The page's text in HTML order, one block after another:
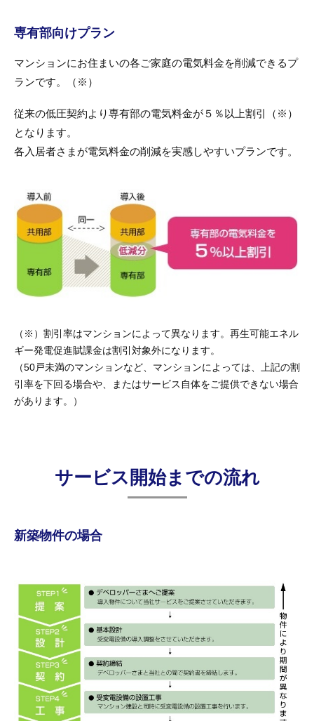
専有部向けプラン
マンションにお住まいの各ご家庭の電気料金を削減できるプ
ランです。（※）
従来の低圧契約より専有部の電気料金が５％以上割引（※）
となります。
各入居者さまが電気料金の削減を実感しやすいプランです。
（※）割引率はマンションによって異なります。再生可能エネル
ギー発電促進賦課金は割引対象外になります。
（50戸未満のマンションなど、マンションによっては、上記の割
引率を下回る場合や、またはサービス自体をご提供できない場合
があります。）
サービス開始までの流れ
新築物件の場合